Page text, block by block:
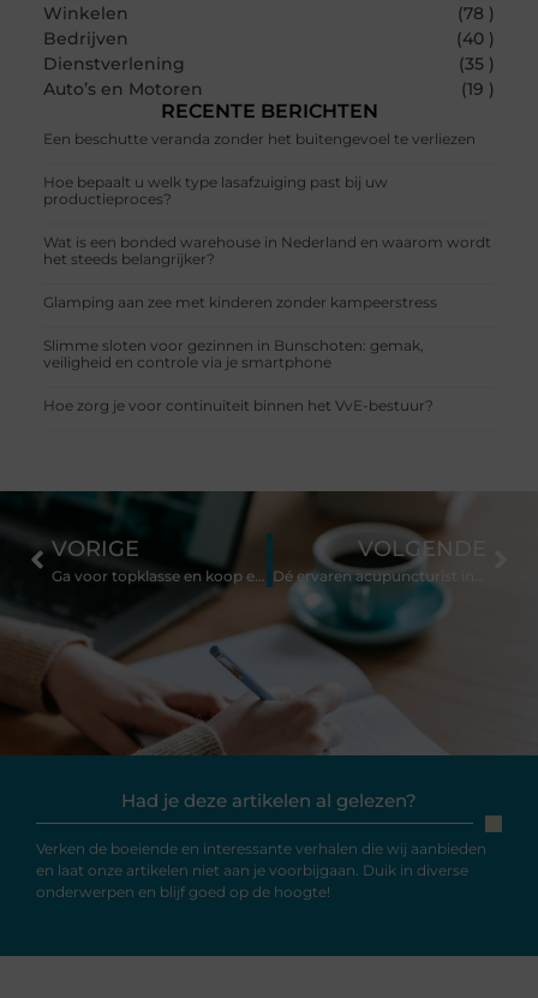
Winkelen
(78 )
Bedrijven
(40 )
Dienstverlening
(35 )
Auto’s en Motoren
(19 )
RECENTE BERICHTEN
Een beschutte veranda zonder het buitengevoel te verliezen
Hoe bepaalt u welk type lasafzuiging past bij uw
productieproces?
Wat is een bonded warehouse in Nederland en waarom wordt
het steeds belangrijker?
Glamping aan zee met kinderen zonder kampeerstress
Slimme sloten voor gezinnen in Bunschoten: gemak,
veiligheid en controle via je smartphone
Hoe zorg je voor continuïteit binnen het VvE-bestuur?
Had je deze artikelen al gelezen?
Verken de boeiende en interessante verhalen die wij aanbieden
en laat onze artikelen niet aan je voorbijgaan. Duik in diverse
onderwerpen en blijf goed op de hoogte!
VORIGE
Ga voor topklasse en koop een Tissot horloge in Harderwijk
VOLGENDE